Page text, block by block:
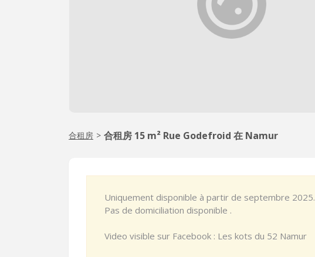
合租房 > 合租房 15 m² Rue Godefroid 在 Namur
Uniquement disponible à partir de septembre 2025.
Pas de domiciliation disponible .
Video visible sur Facebook : Les kots du 52 Namur